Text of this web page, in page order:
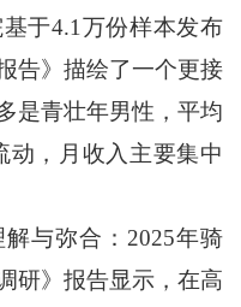
4.1万份样本发布
告》描绘了一个更接
是青壮年男性，平均
动，月收入主要集中
弥合：2025年骑
研》报告显示，在高